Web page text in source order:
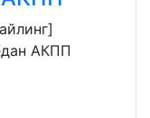
АКПП